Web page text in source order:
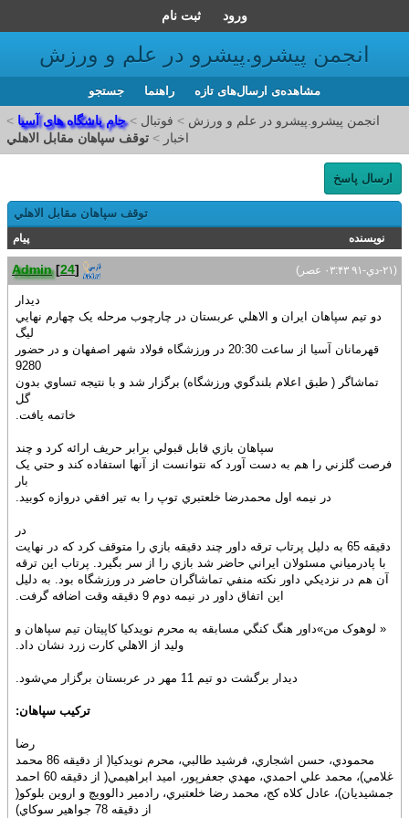
ورود ثبت نام
انجمن پیشرو.پیشرو در علم و ورزش
مشاهده‌ی ارسال‌های تازه‌ راهنما جستجو
انجمن پیشرو.پیشرو در علم و ورزش > فوتبال >جام باشگاه های آسیا >
اخبار > توقف سپاهان مقابل الاهلي
ارسال پاسخ
توقف سپاهان مقابل الاهلي
نویسنده پیام
(۲۱-دي-۹۱ ۰۳:۴۳ عصر) Admin [24]
ديدار
دو تيم سپاهان ايران و الاهلي عربستان در چارچوب مرحله يک چهارم نهايي
ليگ
قهرمانان آسيا از ساعت 20:30 در ورزشگاه فولاد شهر اصفهان و در حضور
9280
تماشاگر ( طبق اعلام بلندگوي ورزشگاه) برگزار شد و با نتيجه تساوي بدون
گل
خاتمه يافت.
سپاهان بازي قابل قبولي برابر حريف ارائه کرد و چند
فرصت گلزني را هم به دست آورد که نتوانست از آنها استفاده کند و حتي يک
بار
در نيمه اول محمدرضا خلعتبري توپ را به تير افقي دروازه کوبيد.
در
دقيقه 65 به دليل پرتاب ترقه داور چند دقيقه بازي را متوقف کرد که در نهايت
با پادرمياني مسئولان ايراني حاضر شد بازي را از سر بگيرد. پرتاب اين ترقه
آن هم در نزديکي داور نکته منفي تماشاگران حاضر در ورزشگاه بود. به دليل
اين اتفاق داور در نيمه دوم 9 دقيقه وقت اضافه گرفت.
« لوهوک من»داور هنگ کنگي مسابقه به محرم نويدکيا کاپيتان تيم سپاهان و
وليد از الاهلي کارت زرد نشان داد.
ديدار برگشت دو تيم 11 مهر در عربستان برگزار مي‌شود.
ترکيب سپاهان:
رضا
محمودي، حسن اشجاري، فرشيد طالبي، محرم نويد‌کيا( از دقيقه 86 محمد
غلامي)، محمد علي احمدي، مهدي جعفرپور، اميد ابراهيمي( از دقيقه 60 احمد
جمشيديان)، عادل کلاه کج، محمد رضا خلعتبري، رادمير دالوويچ و اروين بلوکو(
از دقيقه 78 جواهير سوکاي)